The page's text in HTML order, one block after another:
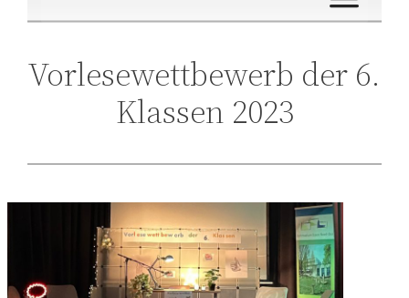
Vorlesewettbewerb der 6.
Klassen 2023